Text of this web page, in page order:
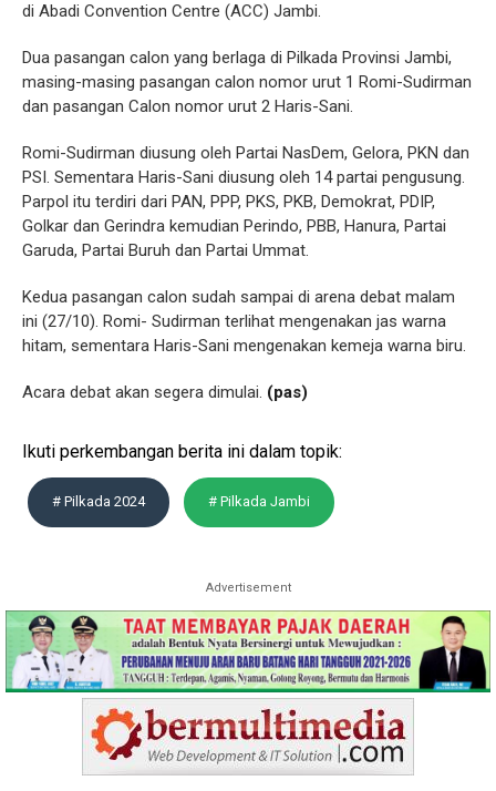
di Abadi Convention Centre (ACC) Jambi.
Dua pasangan calon yang berlaga di Pilkada Provinsi Jambi,
masing-masing pasangan calon nomor urut 1 Romi-Sudirman
dan pasangan Calon nomor urut 2 Haris-Sani.
Romi-Sudirman diusung oleh Partai NasDem, Gelora, PKN dan
PSI. Sementara Haris-Sani diusung oleh 14 partai pengusung.
Parpol itu terdiri dari PAN, PPP, PKS, PKB, Demokrat, PDIP,
Golkar dan Gerindra kemudian Perindo, PBB, Hanura, Partai
Garuda, Partai Buruh dan Partai Ummat.
Kedua pasangan calon sudah sampai di arena debat malam
ini (27/10). Romi- Sudirman terlihat mengenakan jas warna
hitam, sementara Haris-Sani mengenakan kemeja warna biru.
Acara debat akan segera dimulai. (pas)
Ikuti perkembangan berita ini dalam topik:
# Pilkada 2024 # Pilkada Jambi
Advertisement